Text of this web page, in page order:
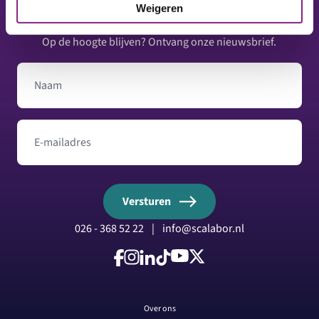
Weigeren
Op de hoogte blijven? Ontvang onze nieuwsbrief.
Naam
E-mailadres
Versturen
026 - 368 52 22 | info@scalabor.nl
Volg ons op Facebook
Volg ons op Instagram
Volg ons op LinkedIn
Volg ons op TikTok
Volg ons op YouTube
Over ons